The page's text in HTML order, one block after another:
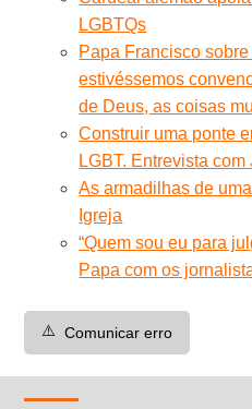
LGBTQs
Papa Francisco
estivéssemos
de Deus, as coisas
Construir uma ponte
LGBT. Entrevista com
As armadilhas de
Igreja
“Quem sou eu para
Papa com os
⚠️ Comunicar erro